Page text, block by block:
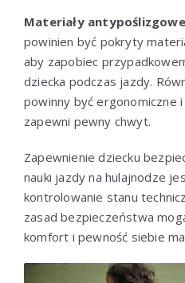
Materiały antypoślizgowe
powinien być pokryty
aby zapobiec
dziecka podczas jazdy.
powinny być ergonomiczne
zapewni pewny chwyt.
Zapewnienie dziecku
nauki jazdy na hulajnodze
kontrolowanie stanu
zasad bezpieczeństwa
komfort i pewność siebie